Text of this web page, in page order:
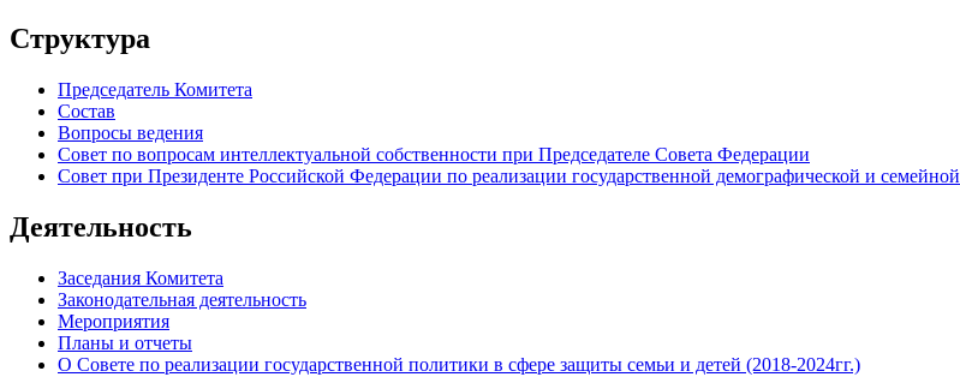
Структура
Председатель Комитета
Состав
Вопросы ведения
Совет по вопросам интеллектуальной собственности при Председателе Совета Федерации
Совет при Президенте Российской Федерации по реализации государственной демографической и
Деятельность
Заседания Комитета
Законодательная деятельность
Мероприятия
Планы и отчеты
О Совете по реализации государственной политики в сфере защиты семьи и детей (2018-2024гг.)